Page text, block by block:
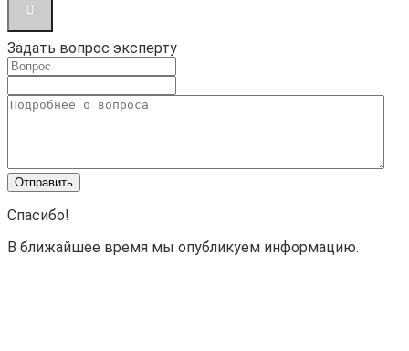
Задать вопрос эксперту
Спасибо!
В ближайшее время мы опубликуем информацию.